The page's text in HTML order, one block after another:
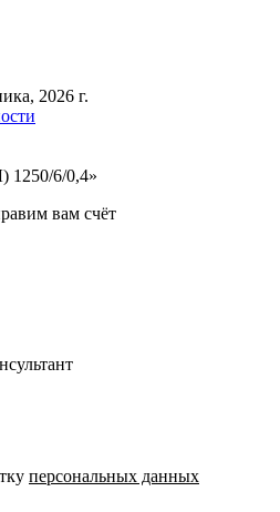
2026 г.
1250/6/0,4»
вам счёт
персональных данных